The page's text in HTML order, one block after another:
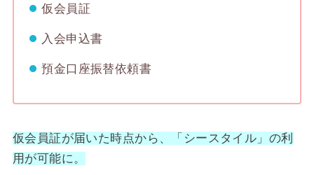
仮会員証
入会申込書
預金口座振替依頼書
仮会員証が届いた時点から、「シースタイル」の利
用が可能に。